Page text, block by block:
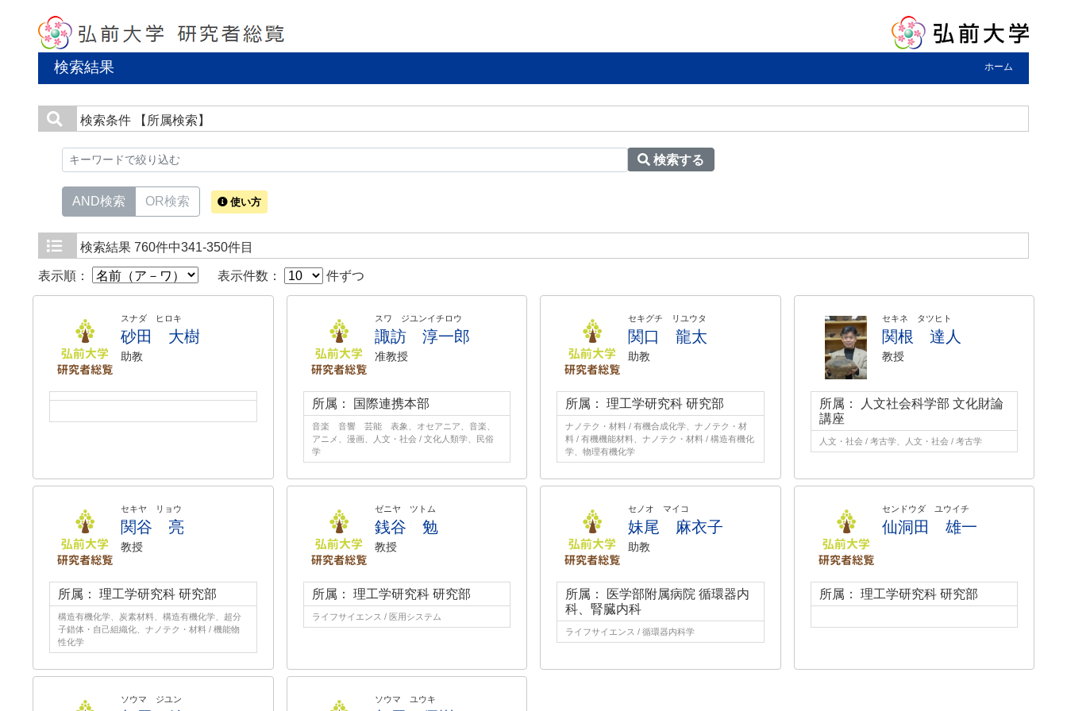
検索結果 ホーム
検索条件 【所属検索】
検索する
AND検索 OR検索 使い方
検索結果 760件中341-350件目
表示順： 表示件数： 件ずつ
スナダ ヒロキ
砂田 大樹
助教
スワ ジユンイチロウ
諏訪 淳一郎
准教授
所属： 国際連携本部
音楽 音響 芸能 表象、オセアニア、音楽、
アニメ、漫画、人文・社会 / 文化人類学、民俗
学
セキグチ リユウタ
関口 龍太
助教
所属： 理工学研究科 研究部
ナノテク・材料 / 有機合成化学、ナノテク・材
料 / 有機機能材料、ナノテク・材料 / 構造有機化
学、物理有機化学
セキネ タツヒト
関根 達人
教授
所属： 人文社会科学部 文化財論
講座
人文・社会 / 考古学、人文・社会 / 考古学
セキヤ リョウ
関谷 亮
教授
所属： 理工学研究科 研究部
構造有機化学、炭素材料、構造有機化学、超分
子錯体・自己組織化、ナノテク・材料 / 機能物
性化学
ゼニヤ ツトム
銭谷 勉
教授
所属： 理工学研究科 研究部
ライフサイエンス / 医用システム
セノオ マイコ
妹尾 麻衣子
助教
所属： 医学部附属病院 循環器内
科、腎臓内科
ライフサイエンス / 循環器内科学
センドウダ ユウイチ
仙洞田 雄一
所属： 理工学研究科 研究部
ソウマ ジユン ソウマ ユウキ